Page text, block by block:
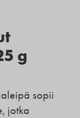
g
sopii
jotka